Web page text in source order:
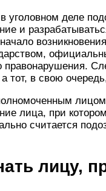
деле
и
правонарушения.
тот, в свою
лица, при
считается
лицу,